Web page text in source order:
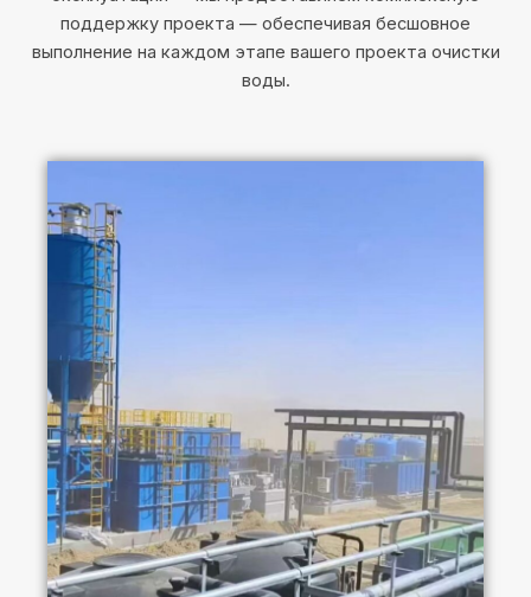
поддержку проекта — обеспечивая бесшовное
выполнение на каждом этапе вашего проекта очистки
воды.